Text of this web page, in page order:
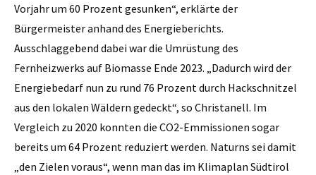
Vorjahr um 60 Prozent gesunken“, erklärte der
Bürgermeister anhand des Energieberichts.
Ausschlaggebend dabei war die Umrüstung des
Fernheizwerks auf Biomasse Ende 2023. „Dadurch wird der
Energiebedarf nun zu rund 76 Prozent durch Hackschnitzel
aus den lokalen Wäldern gedeckt“, so Christanell. Im
Vergleich zu 2020 konnten die CO2-Emmissionen sogar
bereits um 64 Prozent reduziert werden. Naturns sei damit
„den Zielen voraus“, wenn man das im Klimaplan Südtirol